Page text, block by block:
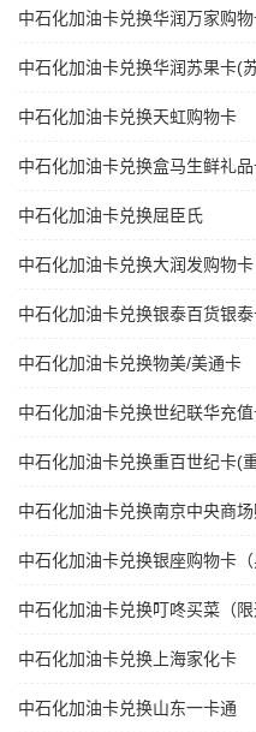
中石化加油卡兑换华润万家购
中石化加油卡兑换华润苏果卡(
中石化加油卡兑换天虹购物卡
中石化加油卡兑换盒马生鲜礼
中石化加油卡兑换屈臣氏
中石化加油卡兑换大润发购物卡
中石化加油卡兑换银泰百货银
中石化加油卡兑换物美/美通卡
中石化加油卡兑换世纪联华充
中石化加油卡兑换重百世纪卡(
中石化加油卡兑换南京中央商
中石化加油卡兑换银座购物卡（
中石化加油卡兑换叮咚买菜（限
中石化加油卡兑换上海家化卡
中石化加油卡兑换山东一卡通